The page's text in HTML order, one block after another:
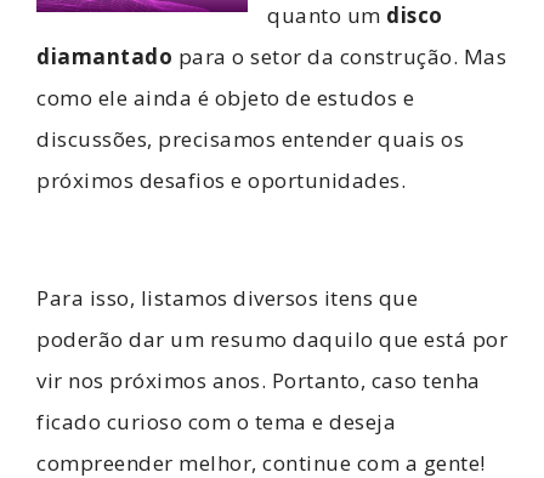
quanto um disco
diamantado para o setor da construção. Mas
como ele ainda é objeto de estudos e
discussões, precisamos entender quais os
próximos desafios e oportunidades.
Para isso, listamos diversos itens que
poderão dar um resumo daquilo que está por
vir nos próximos anos. Portanto, caso tenha
ficado curioso com o tema e deseja
compreender melhor, continue com a gente!